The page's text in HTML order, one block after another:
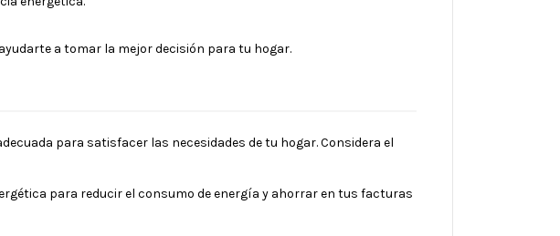
a tomar la mejor decisión para tu hogar.
para satisfacer las necesidades de tu hogar. Considera el
para reducir el consumo de energía y ahorrar en tus facturas